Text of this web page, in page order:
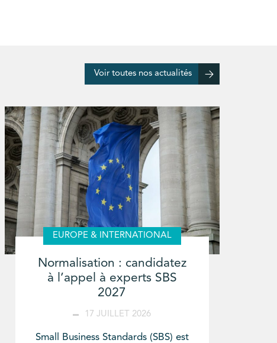
Voir toutes nos actualités
EUROPE & INTERNATIONAL
Normalisation : candidatez
à l’appel à experts SBS
2027
17 JUILLET 2026
Small Business Standards (SBS) est